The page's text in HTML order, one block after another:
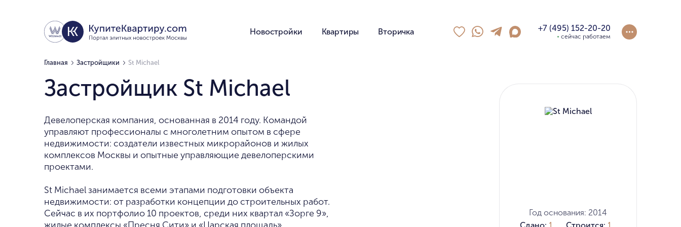
Новостройки Квартиры Вторичка +7 (495) 152-20-20
сейчас работаем
Главная Застройщики St Michael
Застройщик St Michael
Девелоперская компания, основанная в 2014 году. Командой
управляют профессионалы с многолетним опытом в сфере
недвижимости: создатели известных микрорайонов и жилых
комплексов Москвы и опытные управляющие девелоперскими
проектами.
St Michael занимается всеми этапами подготовки объекта
недвижимости: от разработки концепции до строительных работ.
Сейчас в их портфолио 10 проектов, среди них квартал «Зорге 9»,
Год основания: 2014